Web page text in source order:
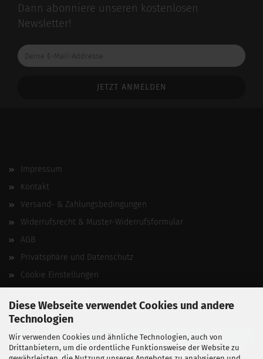
Diese Webseite verwendet Cookies und andere
Technologien
Wir verwenden Cookies und ähnliche Technologien, auch von
Drittanbietern, um die ordentliche Funktionsweise der Website zu
Dann abonniere unseren kostenlosen
Newsletter!
Deine
E-
Impressum
Kontakt
Versand- & Zahlungsbedingungen
Widerrufsrecht & Muster-Widerrufsformular
AGB
Privatsphäre und Datenschutz
Cookie Einstellungen
Vertrag widerrufen